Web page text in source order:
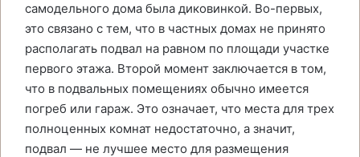
самодельного дома была диковинкой. Во-первых,
это связано с тем, что в частных домах не принято
располагать подвал на равном по площади участке
первого этажа. Второй момент заключается в том,
что в подвальных помещениях обычно имеется
погреб или гараж. Это означает, что места для трех
полноценных комнат недостаточно, а значит,
подвал — не лучшее место для размещения